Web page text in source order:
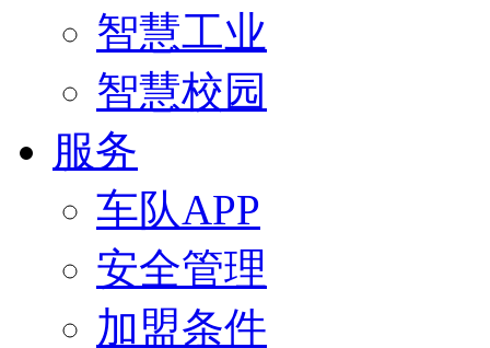
智慧工业
智慧校园
服务
车队APP
安全管理
加盟条件